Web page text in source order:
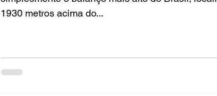
1930 metros acima do...